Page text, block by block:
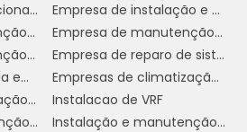
que o fan coil opere de
específicas do
etapa ajuda a otimizar a
e a performance geral
Empresa de ar condicionado industrial
Empresa de instalação e manutenção de ar condicionado
Empresa de manutenção de ar condicionado
Empresa de manutenção de ar condicionado sp
Empresa de manutenção de ar condicionado split
Empresa de reparo de sistema de ar condicionado
Empresa especializada em manutenção de ar condicionado
Empresas de climatização industrial
Empresas de refrigeração e climatização
Instalacao de VRF
Instalação e manutenção de ar condicionado
Instalação e manutenção de ar condicionado vrf